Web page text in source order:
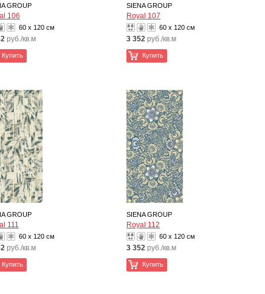
GROUP
106
60 x 120 см
руб./кв.м
Купить
SIENA GROUP
Royal 107
60 x 120 см
3 352 руб./кв.м
Купить
GROUP
111
60 x 120 см
руб./кв.м
Купить
SIENA GROUP
Royal 112
60 x 120 см
3 352 руб./кв.м
Купить